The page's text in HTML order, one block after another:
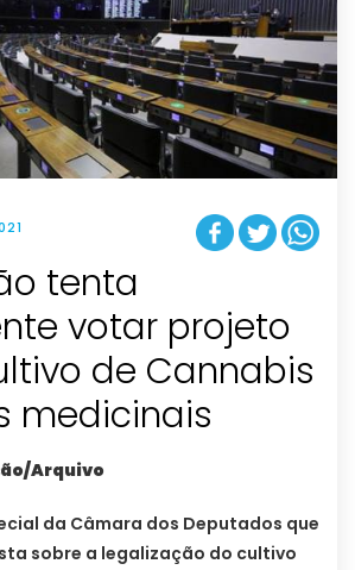
tenta
votar projeto
de Cannabis
medicinais
Arquivo
da Câmara dos Deputados que
sobre a legalização do cultivo